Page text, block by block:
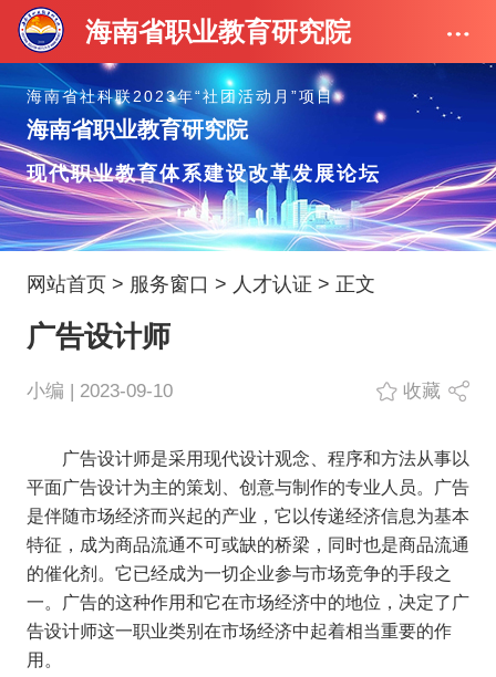
海南省职业教育研究院
海南省社科联2023年“社团活动月”项目
海南省职业教育研究院
现代职业教育体系建设改革发展论坛
网站首页 > 服务窗口 > 人才认证 > 正文
广告设计师
小编 | 2023-09-10 收藏
广告设计师是采用现代设计观念、程序和方法从事以
平面广告设计为主的策划、创意与制作的专业人员。广告
是伴随市场经济而兴起的产业，它以传递经济信息为基本
特征，成为商品流通不可或缺的桥梁，同时也是商品流通
的催化剂。它已经成为一切企业参与市场竞争的手段之
一。广告的这种作用和它在市场经济中的地位，决定了广
告设计师这一职业类别在市场经济中起着相当重要的作
用。